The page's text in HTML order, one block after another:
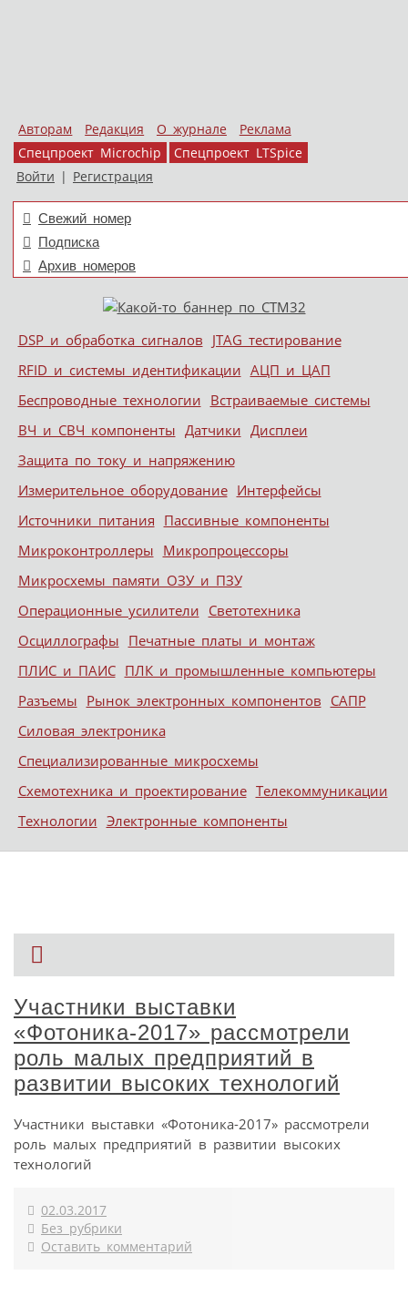
Авторам Редакция О журнале
Реклама
Спецпроект Microchip
Спецпроект LTSpice
Войти | Регистрация
Свежий номер
Подписка
Архив номеров
Меню
Skip to content
DSP и обработка сигналов JTAG тестирование
RFID и системы идентификации АЦП и ЦАП
Беспроводные технологии Встраиваемые системы
ВЧ и СВЧ компоненты Датчики Дисплеи
Защита по току и напряжению
Измерительное оборудование Интерфейсы
Источники питания Пассивные компоненты
Микроконтроллеры Микропроцессоры
Микросхемы памяти ОЗУ и ПЗУ
Операционные усилители Светотехника
Осциллографы Печатные платы и монтаж
ПЛИС и ПАИС ПЛК и промышленные компьютеры
Разъемы Рынок электронных компонентов САПР
Силовая электроника
Специализированные микросхемы
Схемотехника и проектирование Телекоммуникации
Технологии Электронные компоненты
Участники выставки
«Фотоника-2017» рассмотрели
роль малых предприятий в
развитии высоких технологий
Участники выставки «Фотоника-2017» рассмотрели
роль малых предприятий в развитии высоких
технологий
02.03.2017
Без рубрики
Оставить комментарий